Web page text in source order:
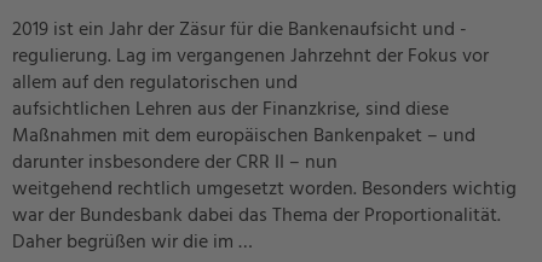
2019 ist ein Jahr der Zäsur für die Bankenaufsicht und -
regulierung. Lag im vergangenen Jahrzehnt der Fokus vor
allem auf den regulatorischen und
aufsichtlichen Lehren aus der Finanzkrise, sind diese
Maßnahmen mit dem europäischen Bankenpaket – und
darunter insbesondere der CRR II – nun
weitgehend rechtlich umgesetzt worden. Besonders wichtig
war der Bundesbank dabei das Thema der Proportionalität.
Daher begrüßen wir die im …